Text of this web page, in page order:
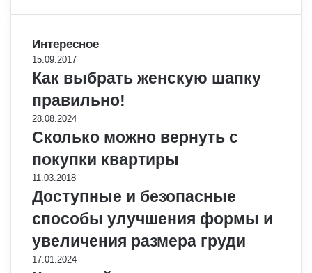
Интересное
15.09.2017
Как выбрать женскую шапку
правильно!
28.08.2024
Сколько можно вернуть с
покупки квартиры
11.03.2018
Доступные и безопасные
способы улучшения формы и
увеличения размера груди
17.01.2024